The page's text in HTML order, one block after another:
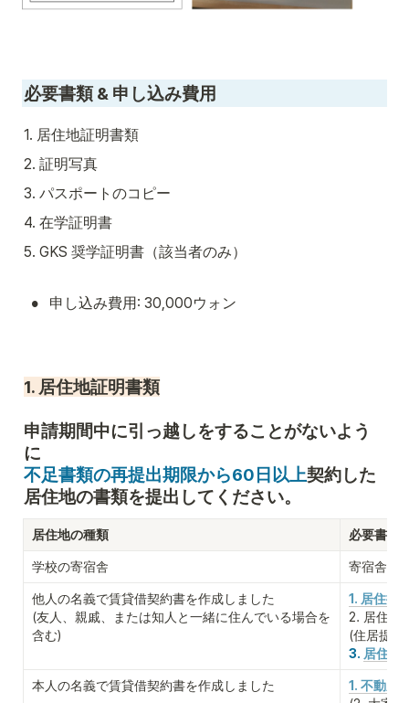
必要書類 & 申し込み費用
1. 居住地証明書類
2. 証明写真
3. パスポートのコピー
4. 在学証明書
5. GKS 奨学証明書（該当者のみ）
• 申し込み費用: 30,000ウォン
1. 居住地証明書類
申請期間中に引っ越しをすることがないよう
不足書類の再提出期限から60日以上契約した
居住地の書類を提出してください。
居住地の種類 必要書類
学校の寄宿舎 寄宿舎居
他人の名義で賃貸借契約書を作成しました
(友人、親戚、または知人と一緒に住んでいる場合を
含む)
1. 居住提
2. 居住地
(住居提供
3. 居住地
本人の名義で賃貸借契約書を作成しました
1. 不動産